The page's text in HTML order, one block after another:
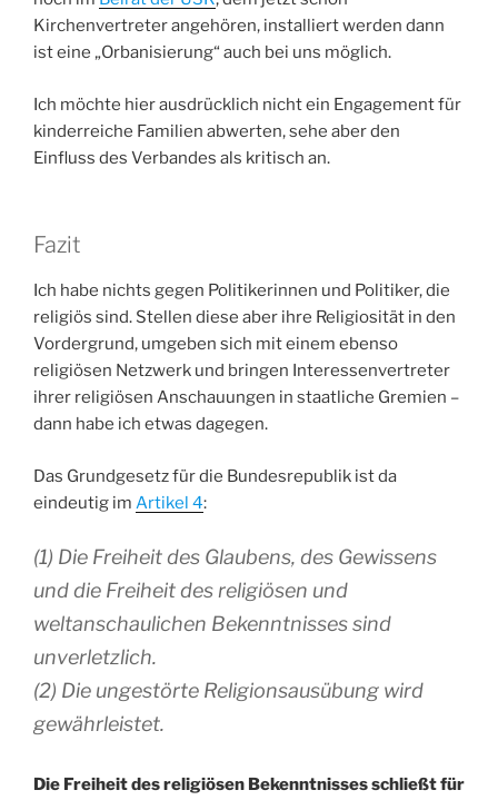
Kirchenvertreter angehören, installiert werden dann
ist eine „Orbanisierung“ auch bei uns möglich.
Ich möchte hier ausdrücklich nicht ein Engagement für
kinderreiche Familien abwerten, sehe aber den
Einfluss des Verbandes als kritisch an.
Fazit
Ich habe nichts gegen Politikerinnen und Politiker, die
religiös sind. Stellen diese aber ihre Religiosität in den
Vordergrund, umgeben sich mit einem ebenso
religiösen Netzwerk und bringen Interessenvertreter
ihrer religiösen Anschauungen in staatliche Gremien –
dann habe ich etwas dagegen.
Das Grundgesetz für die Bundesrepublik ist da
eindeutig im Artikel 4:
(1) Die Freiheit des Glaubens, des Gewissens
und die Freiheit des religiösen und
weltanschaulichen Bekenntnisses sind
unverletzlich.
(2) Die ungestörte Religionsausübung wird
gewährleistet.
Die Freiheit des religiösen Bekenntnisses schließt für